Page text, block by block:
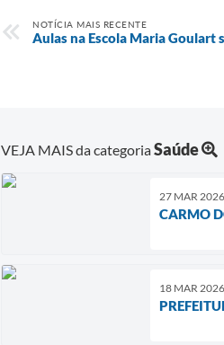
NOTÍCIA MAIS RECENTE
Aulas na Escola Maria Goulart
VEJA MAIS da categoriaSaúde
27 MAR
CARMO
18 MAR